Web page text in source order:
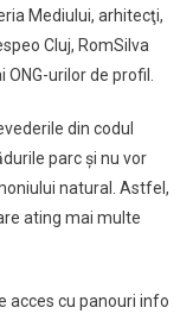
Mediului, arhitecţi,
Cluj, RomSilva
urilor de profil.
din codul
parc și nu vor
natural. Astfel,
ating mai multe
acces cu panouri info